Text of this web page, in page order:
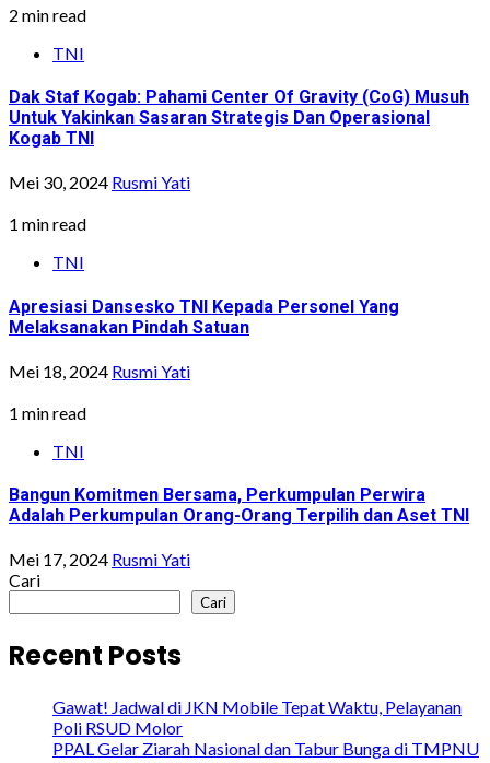
2 min read
TNI
Dak Staf Kogab: Pahami Center Of Gravity (CoG) Musuh
Untuk Yakinkan Sasaran Strategis Dan Operasional
Kogab TNI
Mei 30, 2024 Rusmi Yati
1 min read
TNI
Apresiasi Dansesko TNI Kepada Personel Yang
Melaksanakan Pindah Satuan
Mei 18, 2024 Rusmi Yati
1 min read
TNI
Bangun Komitmen Bersama, Perkumpulan Perwira
Adalah Perkumpulan Orang-Orang Terpilih dan Aset TNI
Mei 17, 2024 Rusmi Yati
Cari
Cari
Recent Posts
Gawat! Jadwal di JKN Mobile Tepat Waktu, Pelayanan
Poli RSUD Molor
PPAL Gelar Ziarah Nasional dan Tabur Bunga di TMPNU